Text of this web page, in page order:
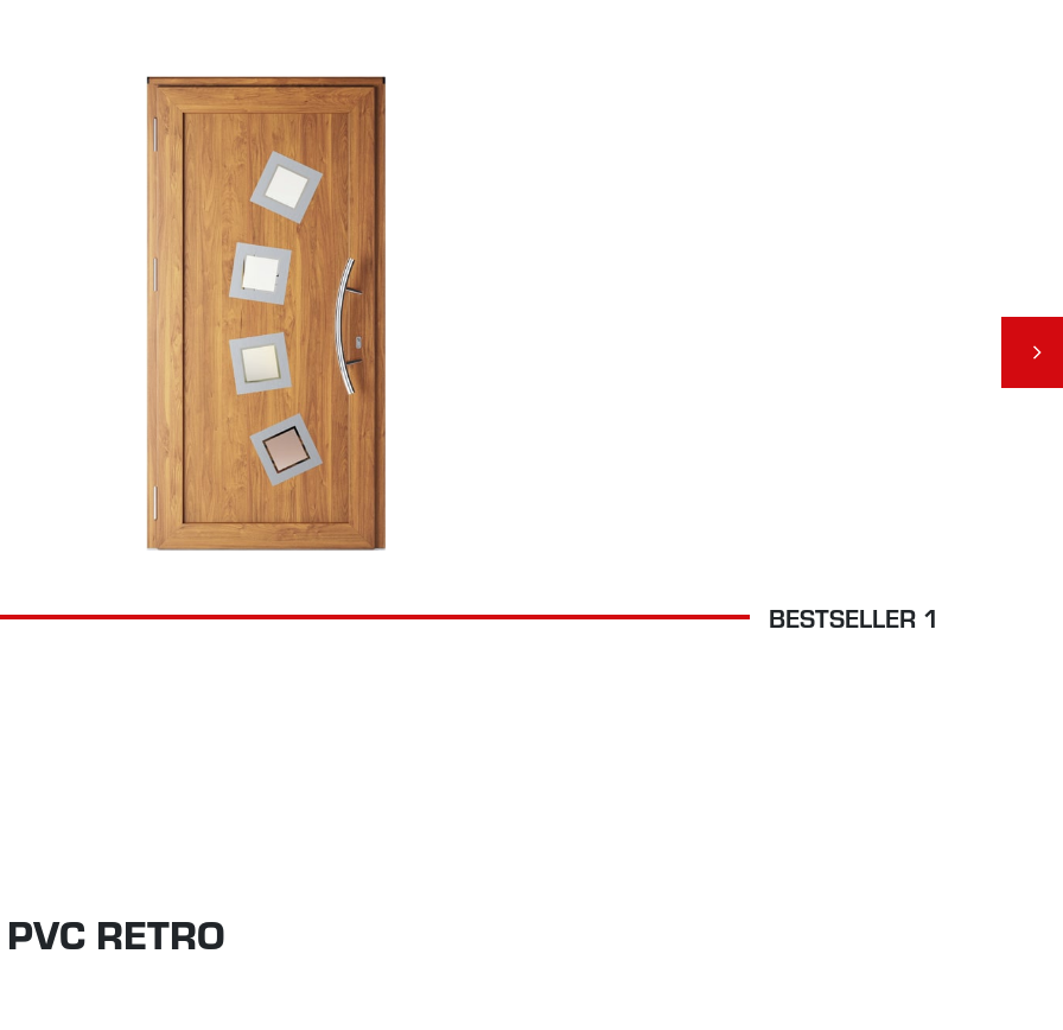
BESTSELLER 1
RETRO